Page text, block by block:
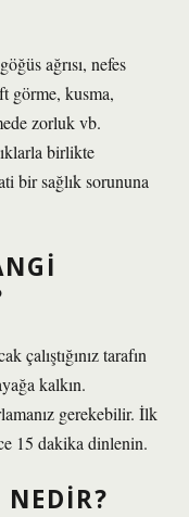
ağrısı, nefes
görme, kusma,
zorluk vb.
birlikte
bir sağlık sorununa
çalıştığınız tarafın
kalkın.
gerekebilir. İlk
15 dakika dinlenin.